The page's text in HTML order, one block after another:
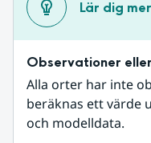
Lär dig mer
Observationer
Alla orter har inte
beräknas ett värde
och modelldata.